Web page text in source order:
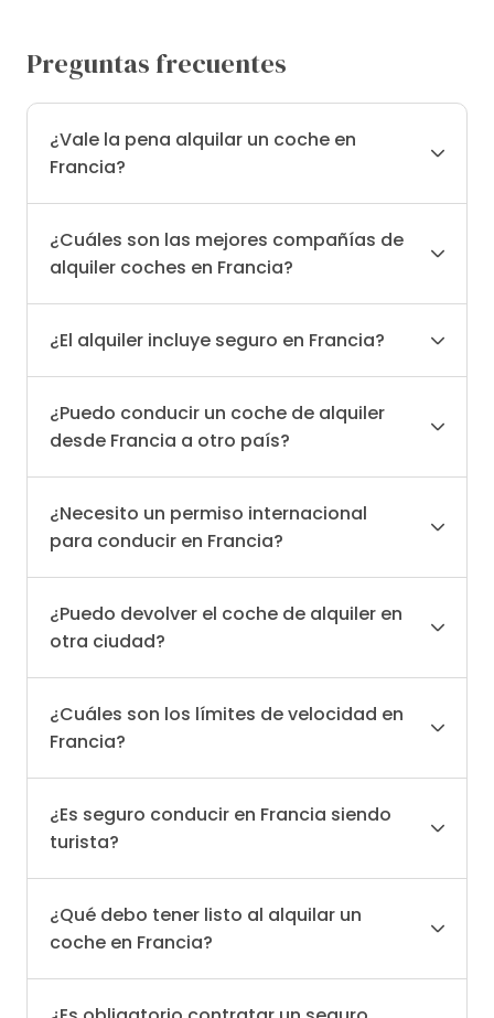
Preguntas frecuentes
¿Vale la pena alquilar un coche en
Francia?
¿Cuáles son las mejores compañías de
alquiler coches en Francia?
¿El alquiler incluye seguro en Francia?
¿Puedo conducir un coche de alquiler
desde Francia a otro país?
¿Necesito un permiso internacional
para conducir en Francia?
¿Puedo devolver el coche de alquiler en
otra ciudad?
¿Cuáles son los límites de velocidad en
Francia?
¿Es seguro conducir en Francia siendo
turista?
¿Qué debo tener listo al alquilar un
coche en Francia?